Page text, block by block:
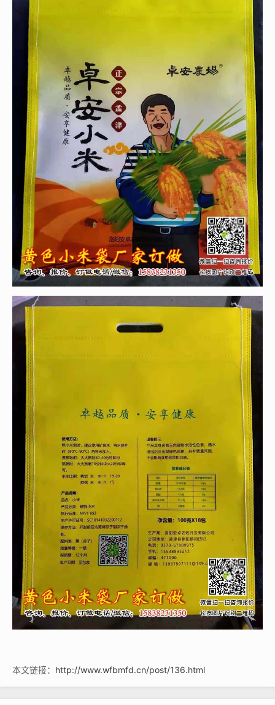
本文链接： http://www.wfbmfd.cn/post/136.html